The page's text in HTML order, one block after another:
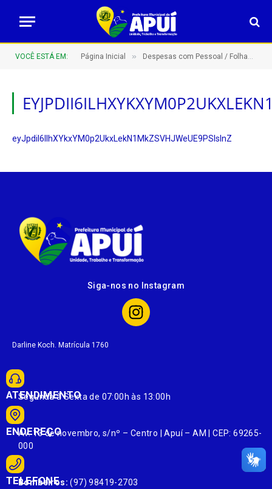
VOCÊ ESTÁ EM: Página Inicial » Despesas com Pessoal / Folhas de Pagamento
eyJpdiI6IlhXYkxYM0p2UkxLekN1MkZSVHJWeUE9PSIsInZ
Siga-nos no Instagram
Darline Koch. Matrícula 1760
ATENDIMENTO
Segunda à Sexta de 07:00h às 13:00h
ENDEREÇO
Av. 13 de novembro, s/nº – Centro | Apuí – AM | CEP: 69265-
000
TELEFONE
Bombeiros: (97) 98419-2703